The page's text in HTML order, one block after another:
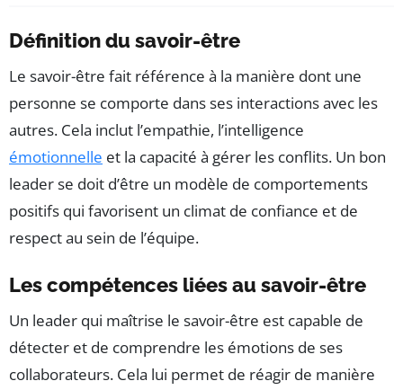
Définition du savoir-être
Le savoir-être fait référence à la manière dont une
personne se comporte dans ses interactions avec les
autres. Cela inclut l’empathie, l’intelligence
émotionnelle et la capacité à gérer les conflits. Un bon
leader se doit d’être un modèle de comportements
positifs qui favorisent un climat de confiance et de
respect au sein de l’équipe.
Les compétences liées au savoir-être
Un leader qui maîtrise le savoir-être est capable de
détecter et de comprendre les émotions de ses
collaborateurs. Cela lui permet de réagir de manière